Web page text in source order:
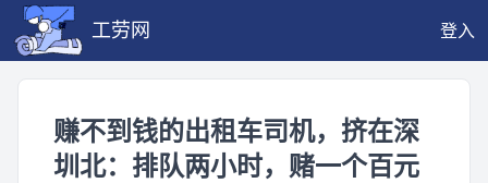
工劳网 登入
赚不到钱的出租车司机，挤在深
圳北：排队两小时，赌一个百元